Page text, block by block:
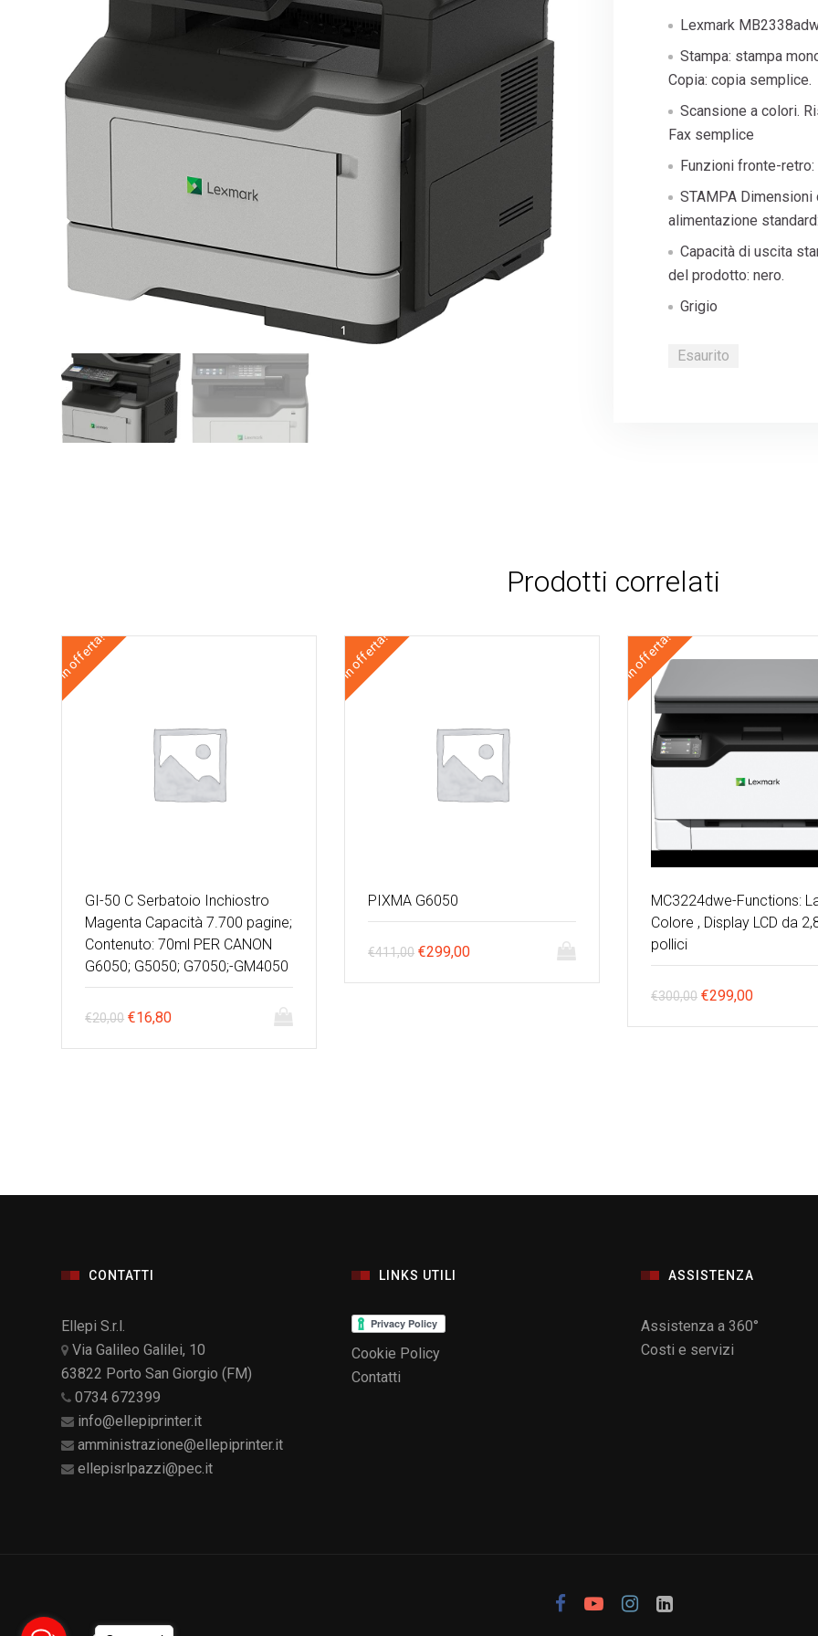
era:
Lexmark
Stampa: stampa
Copia: copia semplice.
Scansione a colori.
Fax semplice
Funzioni fronte-retro:
STAMPA Dimensioni
alimentazione
Capacità di uscita
del prodotto: nero.
Grigio
Esaurito
Prodotti correlati
In offerta!
GI-50 C Serbatoio Inchiostro
Magenta Capacità 7.700 pagine;
Contenuto: 70ml PER CANON
G6050; G5050; G7050;-GM4050
€20,00 Il
€16,80Il
In offerta!
PIXMA G6050
€411,00 Il
€299,00Il
In offerta!
MC3224dwe-Functions:
Colore , Display LCD da
pollici
€300,00 Il
€299,00Il
CONTATTI
Ellepi S.r.l.
Via Galileo Galilei, 10
63822 Porto San Giorgio (FM)
0734 672399
info@ellepiprinter.it
amministrazione@ellepiprinter.it
ellepisrlpazzi@pec.it
LINKS UTILI
Cookie Policy
Contatti
ASSISTENZA
Assistenza a 360°
Costi e servizi